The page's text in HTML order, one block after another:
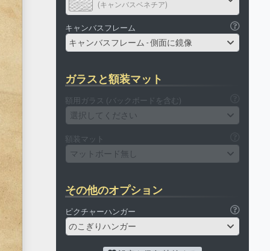
(キャンバスベネチア)
キャンバスフレーム
キャンバスフレーム - 側面に鏡像
ガラスと額装マット
額用ガラス (バックボードを含む)
選択してください
額装マット
マットボード無し
その他のオプション
ピクチャーハンガー
のこぎりハンガー